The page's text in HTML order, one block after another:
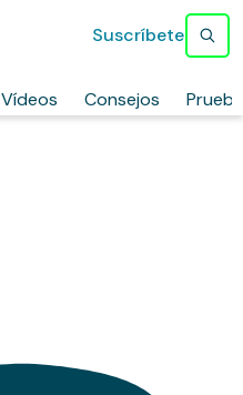
Vídeos Consejos
Suscríbete